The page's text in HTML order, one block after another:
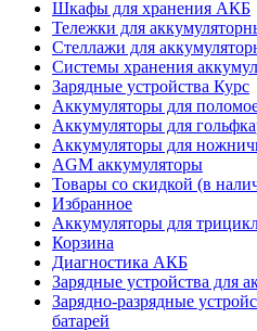
Шкафы для хранения АКБ
Тележки для
Стеллажи для
Системы хранения
Зарядные устройства Курс
Аккумуляторы для
Аккумуляторы для
Аккумуляторы для
AGM аккумуляторы
Товары со скидкой (в
Избранное
Аккумуляторы для
Корзина
Диагностика АКБ
Зарядные устройства для
Зарядно-разрядные
батарей